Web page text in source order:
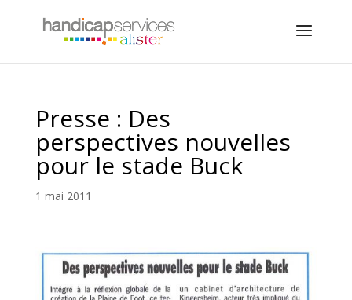
Presse : Des
perspectives nouvelles
pour le stade Buck
1 mai 2011